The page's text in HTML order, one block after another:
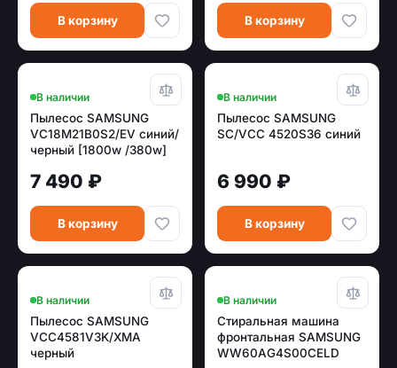
В корзину В корзину
В наличии
Пылесос SAMSUNG
VC18M21B0S2/EV синий/
черный [1800w /380w]
7 490 ₽
В корзину
В наличии
Пылесос SAMSUNG
SC/VCC 4520S36 синий
6 990 ₽
В корзину
В наличии
Пылесос SAMSUNG
VCC4581V3K/XMA
черный
В наличии
Стиральная машина
фронтальная SAMSUNG
WW60AG4S00CELD